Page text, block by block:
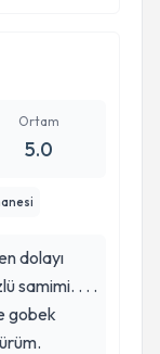
yaklaşık 10
başta
Ortam
5.0
dolayı
samimi. . . .
gobek